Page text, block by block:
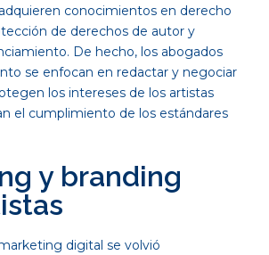
conocimientos en derecho
de derechos de autor y
De hecho, los abogados
se enfocan en redactar y negociar
los intereses de los artistas
el cumplimiento de los estándares
y branding
digital se volvió